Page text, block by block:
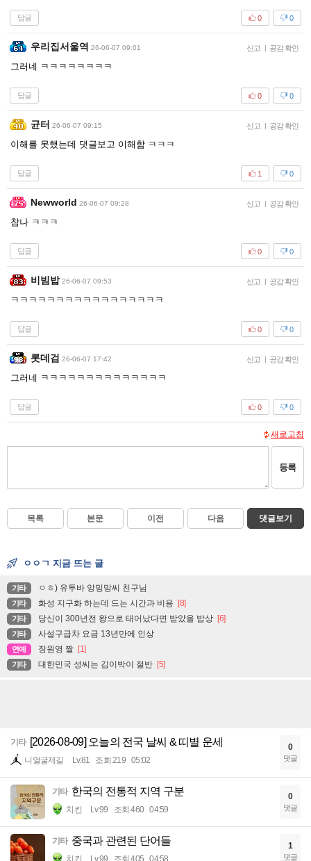
답글 0
0
우리집서울역 26-06-07 09:01 신고 | 공감 확인
그러네 ㅋㅋㅋㅋㅋㅋㅋㅋ
답글 0
0
균터 26-06-07 09:15 신고 | 공감 확인
이해를 못했는데 댓글보고 이해함 ㅋㅋㅋ
답글 0
1
Newworld 26-06-07 09:28 신고 | 공감 확인
참나 ㅋㅋㅋ
답글 0
0
비빔밥 26-06-07 09:53 신고 | 공감 확인
ㅋㅋㅋㅋㅋㅋㅋㅋㅋㅋㅋㅋㅋㅋㅋㅋㅋ
답글 0
0
롯데검 26-06-07 17:42 신고 | 공감 확인
그러네 ㅋㅋㅋㅋㅋㅋㅋㅋㅋㅋㅋㅋㅋㅋ
답글 0
0
새로고침
등록
목록 본문 이전 다음 댓글보기
ㅇㅇㄱ 지금 뜨는 글
기타 ㅇㅎ) 유투바 앙밍망씨 친구님
기타 화성 지구화 하는데 드는 시간과 비용 [8]
기타 당신이 300년전 왕으로 태어났다면 받았을 밥상 [6]
기타 사설구급차 요금 13년만에 인상
연예 장원영 짤 [1]
기타 대한민국 성씨는 김이박이 절반 [5]
기타 [2026-08-09] 오늘의 전국 날씨 & 띠별 운세
니얼굴제길 Lv.81 조회 219 05:02
0
댓글
기타 한국의 전통적 지역 구분
치킨 Lv.99 조회 460 04:59
0
댓글
기타 중국과 관련된 단어들 1
댓글